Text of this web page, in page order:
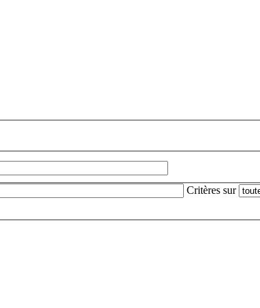
Critères sur